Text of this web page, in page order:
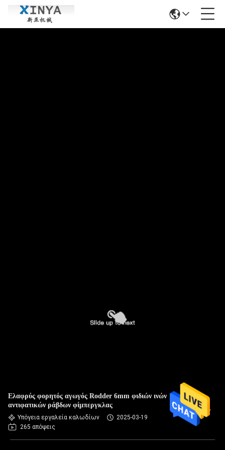
Ελαφρύς φορητός αγωγός Rodder 6mm φιδιών ινών
αντιφατικών ράβδων φίμπεργκλας
Υπόγεια εργαλεία καλωδίων
2025-03-19
265 απόψεις